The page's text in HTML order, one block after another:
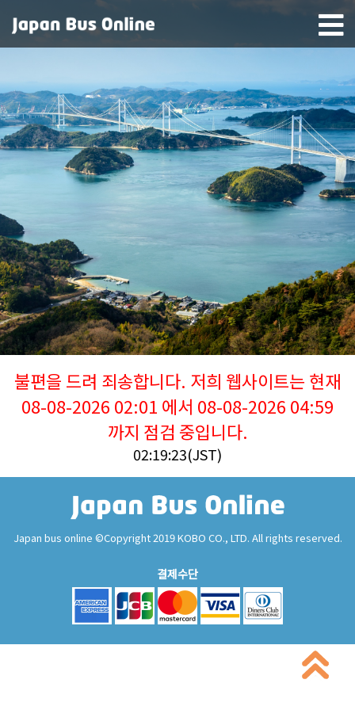
불편을 드려 죄송합니다. 저희 웹사이트는 현재
08-08-2026 02:01 에서 08-08-2026 04:59
까지 점검 중입니다.
02:19:23(JST)
Japan bus online ©Copyright 2019 KOBO CO., LTD. All rights reserved.
결제수단